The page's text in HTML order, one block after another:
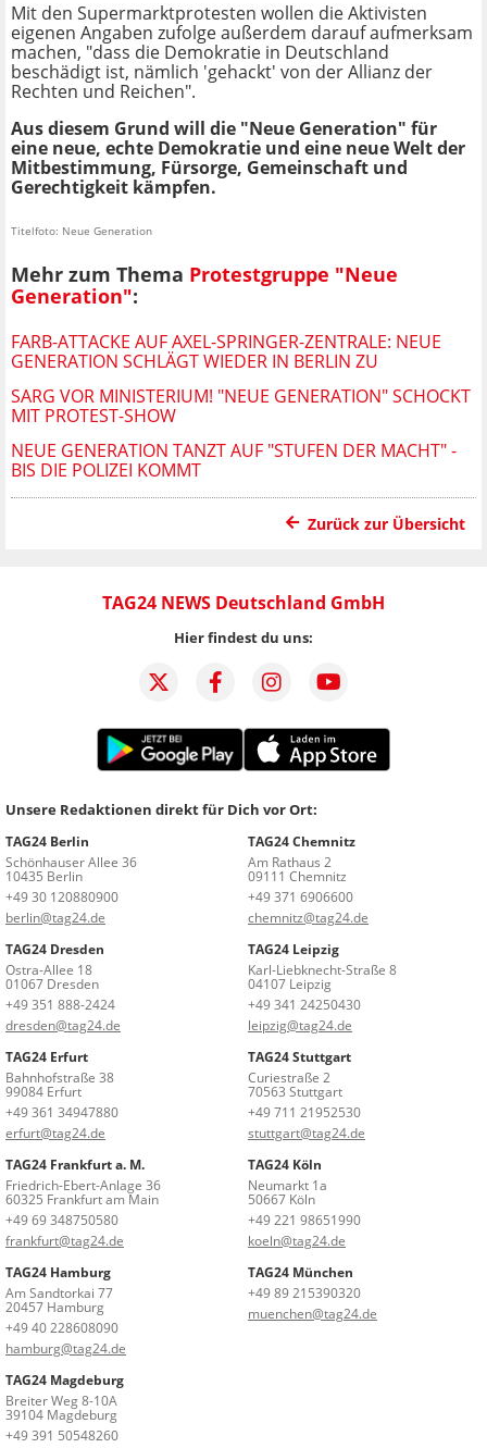
Mit den Supermarktprotesten wollen die Aktivisten
eigenen Angaben zufolge außerdem darauf aufmerksam
machen, "dass die Demokratie in Deutschland
beschädigt ist, nämlich 'gehackt' von der Allianz der
Rechten und Reichen".
Aus diesem Grund will die "Neue Generation" für
eine neue, echte Demokratie und eine neue Welt der
Mitbestimmung, Fürsorge, Gemeinschaft und
Gerechtigkeit kämpfen.
Titelfoto: Neue Generation
Mehr zum Thema Protestgruppe "Neue
Generation":
FARB-ATTACKE AUF AXEL-SPRINGER-ZENTRALE: NEUE
GENERATION SCHLÄGT WIEDER IN BERLIN ZU
SARG VOR MINISTERIUM! "NEUE GENERATION" SCHOCKT
MIT PROTEST-SHOW
NEUE GENERATION TANZT AUF "STUFEN DER MACHT" -
BIS DIE POLIZEI KOMMT
Zurück zur Übersicht
TAG24 NEWS Deutschland GmbH
Hier findest du uns:
Unsere Redaktionen direkt für Dich vor Ort:
TAG24 Berlin
Schönhauser Allee 36
10435 Berlin
+49 30 120880900
berlin@tag24.de
TAG24 Chemnitz
Am Rathaus 2
09111 Chemnitz
+49 371 6906600
chemnitz@tag24.de
TAG24 Dresden
Ostra-Allee 18
01067 Dresden
+49 351 888-2424
dresden@tag24.de
TAG24 Leipzig
Karl-Liebknecht-Straße 8
04107 Leipzig
+49 341 24250430
leipzig@tag24.de
TAG24 Erfurt
Bahnhofstraße 38
99084 Erfurt
+49 361 34947880
erfurt@tag24.de
TAG24 Stuttgart
Curiestraße 2
70563 Stuttgart
+49 711 21952530
stuttgart@tag24.de
TAG24 Frankfurt a. M.
Friedrich-Ebert-Anlage 36
60325 Frankfurt am Main
+49 69 348750580
frankfurt@tag24.de
TAG24 Köln
Neumarkt 1a
50667 Köln
+49 221 98651990
koeln@tag24.de
TAG24 Hamburg
Am Sandtorkai 77
20457 Hamburg
+49 40 228608090
hamburg@tag24.de
TAG24 München
+49 89 215390320
muenchen@tag24.de
TAG24 Magdeburg
Breiter Weg 8-10A
39104 Magdeburg
+49 391 50548260